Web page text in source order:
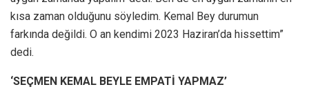
kısa zaman olduğunu söyledim. Kemal Bey durumun
farkında değildi. O an kendimi 2023 Haziran’da hissettim”
dedi.
‘SEÇMEN KEMAL BEYLE EMPATİ YAPMAZ’